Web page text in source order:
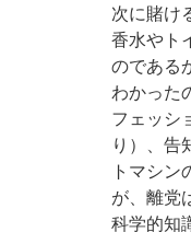
次に賭け
香水やト
のである
わかった
フェッシ
り）、告
トマシ
が、離党
科学的知